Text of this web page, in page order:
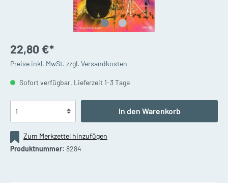
22,80 €*
Preise inkl. MwSt. zzgl. Versandkosten
Sofort verfügbar, Lieferzeit 1-3 Tage
In den Warenkorb
Zum Merkzettel hinzufügen
Produktnummer: 8284